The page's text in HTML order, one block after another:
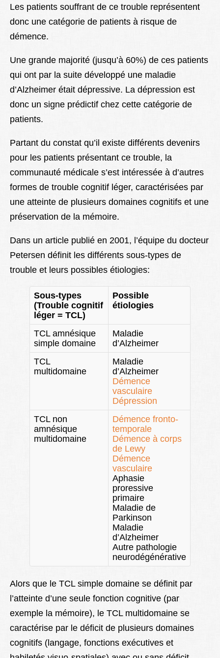
Les patients souffrant de ce trouble représentent
donc une catégorie de patients à risque de
démence.
Une grande majorité (jusqu’à 60%) de ces patients
qui ont par la suite développé une maladie
d’Alzheimer était dépressive. La dépression est
donc un signe prédictif chez cette catégorie de
patients.
Partant du constat qu’il existe différents devenirs
pour les patients présentant ce trouble, la
communauté médicale s’est intéressée à d’autres
formes de trouble cognitif léger, caractérisées par
une atteinte de plusieurs domaines cognitifs et une
préservation de la mémoire.
Dans un article publié en 2001, l’équipe du docteur
Petersen définit les différents sous-types de
trouble et leurs possibles étiologies:
Sous-types
(Trouble cognitif
léger = TCL)
Possible
étiologies
TCL amnésique
simple domaine
Maladie
d’Alzheimer
TCL
multidomaine
Maladie
d’Alzheimer
Démence
vasculaire
Dépression
TCL non
amnésique
multidomaine
Démence fronto-
temporale
Démence à corps
de Lewy
Démence
vasculaire
Aphasie
proressive
primaire
Maladie de
Parkinson
Maladie
d’Alzheimer
Autre pathologie
neurodégénérative
Alors que le TCL simple domaine se définit par
l’atteinte d’une seule fonction cognitive (par
exemple la mémoire), le TCL multidomaine se
caractérise par le déficit de plusieurs domaines
cognitifs (langage, fonctions exécutives et